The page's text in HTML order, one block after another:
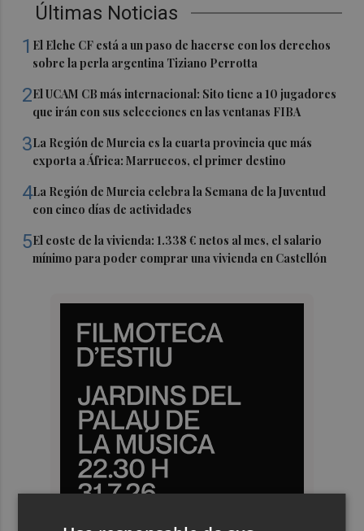
Últimas Noticias
1 El Elche CF está a un paso de hacerse con los derechos
sobre la perla argentina Tiziano Perrotta
2El UCAM CB más internacional: Sito tiene a 10 jugadores
que irán con sus selecciones en las ventanas FIBA
3La Región de Murcia es la cuarta provincia que más
exporta a África: Marruecos, el primer destino
4La Región de Murcia celebra la Semana de la Juventud
con cinco días de actividades
5El coste de la vivienda: 1.338 € netos al mes, el salario
mínimo para poder comprar una vivienda en Castellón